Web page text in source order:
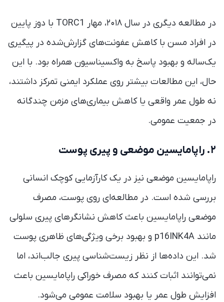
در مطالعه دیگری در سال ۲۰۱۸، مهار TORC1 با دوز پایین
در افراد مسن با کاهش عفونت‌های گزارش‌شده در پیگیری
یک‌ساله و بهبود پاسخ به واکسیناسیون همراه بود. با این
حال، این مطالعات بیشتر روی عملکرد ایمنی تمرکز داشتند،
نه طول عمر واقعی یا کاهش بیماری‌های مزمن چندگانه
در جمعیت عمومی.
۲. راپامایسین موضعی و پیری پوست
راپامایسین موضعی نیز در یک کارآزمایی کوچک انسانی
بررسی شده است. در مطالعه‌ای روی پوست، مصرف
موضعی راپامایسین باعث کاهش نشانگرهای پیری سلولی
مانند p16INK4A و بهبود برخی ویژگی‌های ظاهری پوست
شد. این داده‌ها از نظر زیست‌شناسی پیری جالب‌اند، اما
نمی‌توانند اثبات کنند که مصرف خوراکی راپامایسین باعث
افزایش طول عمر یا بهبود سلامت عمومی می‌شود.